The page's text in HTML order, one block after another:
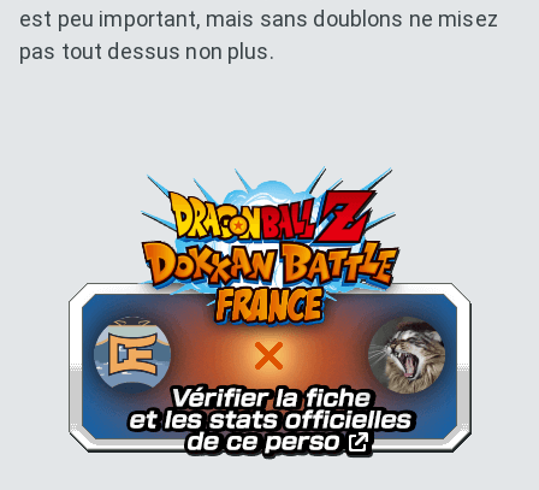
est peu important, mais sans doublons ne misez
pas tout dessus non plus.
Dokkan Essentials x Dragon